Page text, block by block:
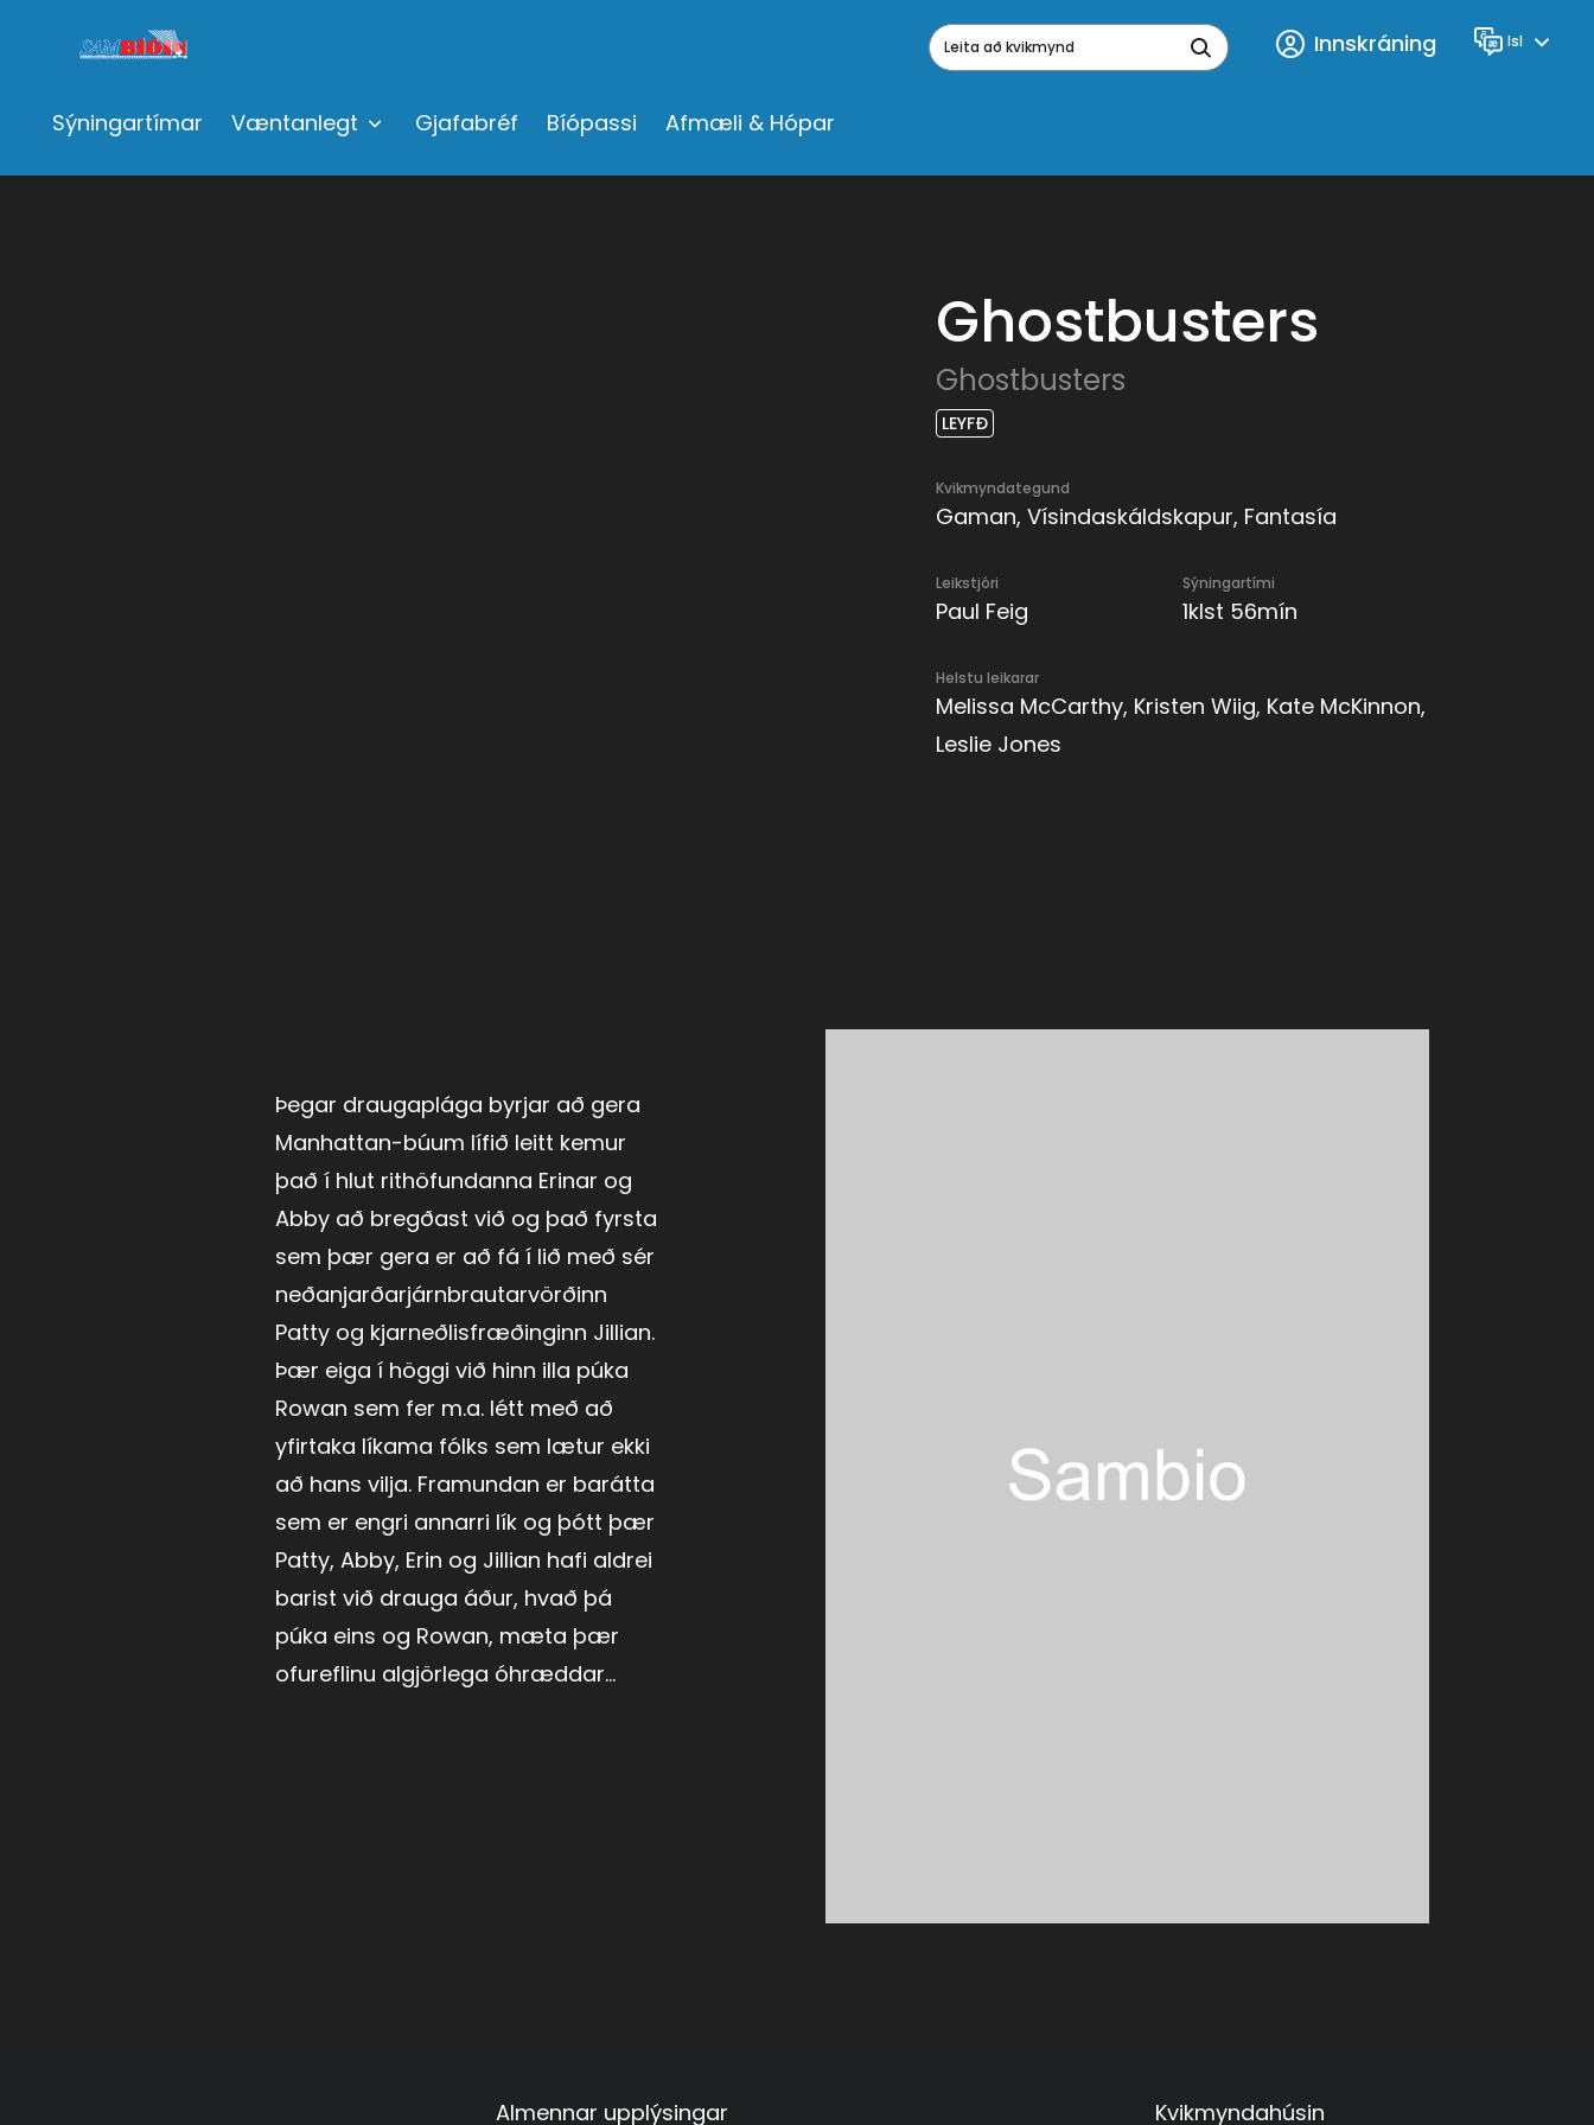
Sýningartímar Væntanlegt Gjafabréf Bíópassi Afmæli & Hópar
Leita að kvikmynd
Innskráning Tungumál
Isl
Ghostbusters
Ghostbusters
LEYFÐ
Kvikmyndategund
Gaman, Vísindaskáldskapur, Fantasía
Leikstjóri
Paul Feig
Sýningartími
1klst 56mín
Helstu leikarar
Melissa McCarthy, Kristen Wiig, Kate McKinnon,
Leslie Jones
Þegar draugaplága byrjar að gera
Manhattan-búum lífið leitt kemur
það í hlut rithöfundanna Erinar og
Abby að bregðast við og það fyrsta
sem þær gera er að fá í lið með sér
neðanjarðarjárnbrautarvörðinn
Patty og kjarneðlisfræðinginn Jillian.
Þær eiga í höggi við hinn illa púka
Rowan sem fer m.a. létt með að
yfirtaka líkama fólks sem lætur ekki
að hans vilja. Framundan er barátta
sem er engri annarri lík og þótt þær
Patty, Abby, Erin og Jillian hafi aldrei
barist við drauga áður, hvað þá
púka eins og Rowan, mæta þær
ofureflinu algjörlega óhræddar...
Almennar upplýsingar Kvikmyndahúsin